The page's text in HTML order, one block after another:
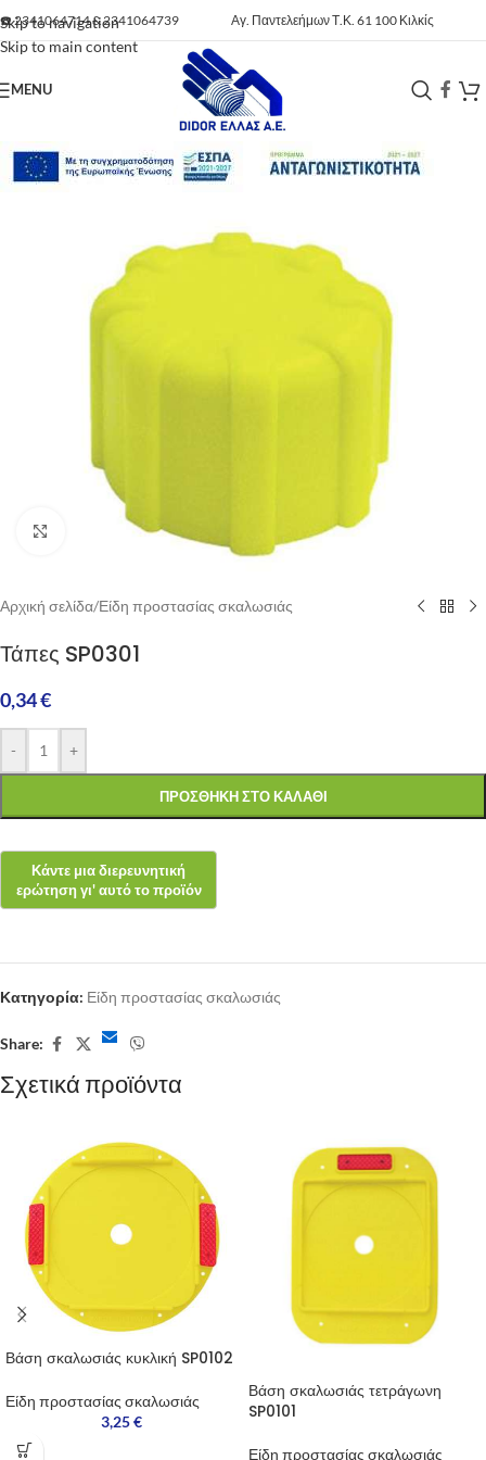
Skip to navigation
Skip to main content
☎️2341064714&2341064739 Αγ. Παντελεήμων Τ.Κ. 61 100 Κιλκίς
MENU
Click to enlarge
Αρχική σελίδα/Είδη προστασίας σκαλωσιάς
Τάπες SP0301
0,34€
- +
ΠΡΟΣΘΉΚΗ ΣΤΟ ΚΑΛΆΘΙ
Κατηγορία: Είδη προστασίας σκαλωσιάς
Share:
Σχετικά προϊόντα
Βάση σκαλωσιάς κυκλική SP0102
Είδη προστασίας σκαλωσιάς
3,25€
Βάση σκαλωσιάς τετράγωνη
SP0101
Είδη προστασίας σκαλωσιάς